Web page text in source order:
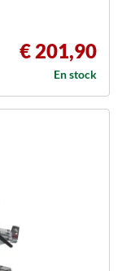
€ 201,90
En stock